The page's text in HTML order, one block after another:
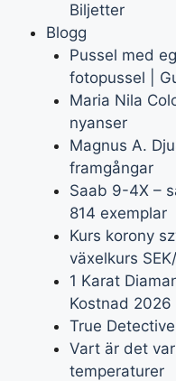
Biljetter
Blogg
Pussel med
fotopussel |
Maria Nila
nyanser
Magnus A.
framgångar
Saab 9-4X –
814 exemplar
Kurs korony
växelkurs
1 Karat
Kostnad 2026
True
Vart är det
temperaturer